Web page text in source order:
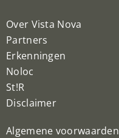
Over Vista Nova
Partners
Erkenningen
Noloc
St!R
Disclaimer
Algemene voorwaarden